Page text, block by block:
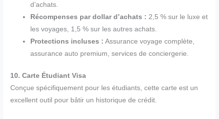
d’achats.
Récompenses par dollar d’achats : 2,5 % sur le luxe et
les voyages, 1,5 % sur les autres achats.
Protections incluses : Assurance voyage complète,
assurance auto premium, services de conciergerie.
10. Carte Étudiant Visa
Conçue spécifiquement pour les étudiants, cette carte est un
excellent outil pour bâtir un historique de crédit.